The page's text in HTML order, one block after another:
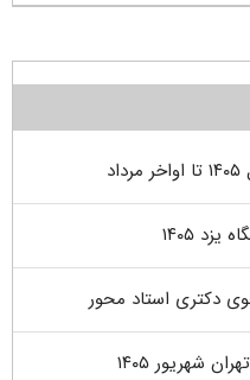
۱۴۰۵
دکتری استاد محور
شهریور ۱۴۰۵